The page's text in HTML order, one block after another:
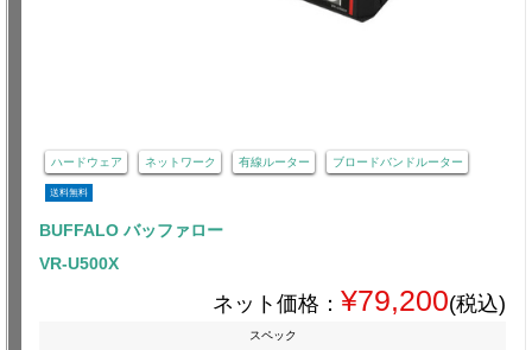
ハードウェア ネットワーク 有線ルーター ブロードバンドルーター
送料無料
BUFFALO バッファロー
VR-U500X
ネット価格： ¥79,200(税込)
スペック